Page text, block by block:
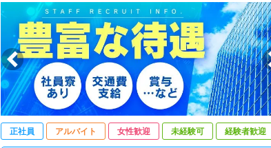
正社員 アルバイト 女性歓迎 未経験可 経験者歓迎